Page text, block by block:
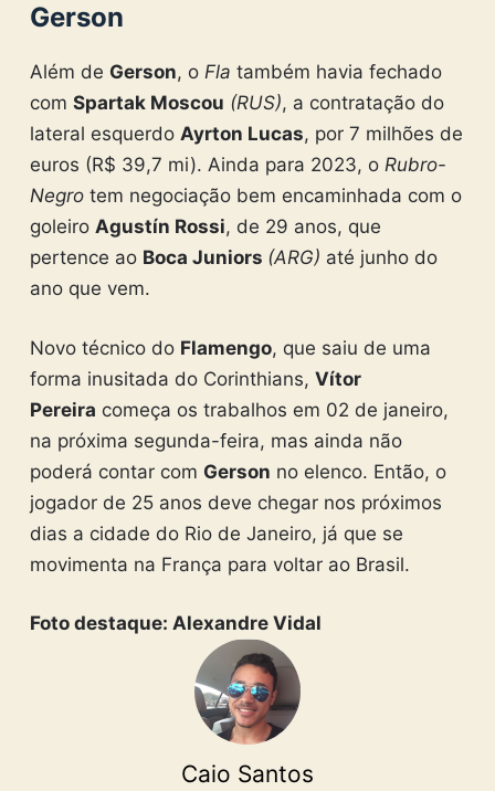
Gerson
Além de Gerson, o Fla também havia fechado
com Spartak Moscou (RUS), a contratação do
lateral esquerdo Ayrton Lucas, por 7 milhões de
euros (R$ 39,7 mi). Ainda para 2023, o Rubro-
Negrotem negociação bem encaminhada com o
goleiro Agustín Rossi, de 29 anos, que
pertence ao Boca Juniors (ARG) até junho do
ano que vem.
Novo técnico do Flamengo, que saiu de uma
forma inusitada do Corinthians, Vítor
Pereira começa os trabalhos em 02 de janeiro,
na próxima segunda-feira, mas ainda não
poderá contar com Gerson no elenco. Então, o
jogador de 25 anos deve chegar nos próximos
dias a cidade do Rio de Janeiro, já que se
movimenta na França para voltar ao Brasil.
Foto destaque: Alexandre Vidal
Caio Santos